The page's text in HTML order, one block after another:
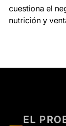
cuestiona el
nutrición y
EL